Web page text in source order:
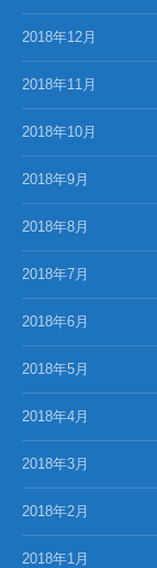
2018年12月
2018年11月
2018年10月
2018年9月
2018年8月
2018年7月
2018年6月
2018年5月
2018年4月
2018年3月
2018年2月
2018年1月